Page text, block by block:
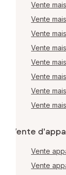
Vente
Vente
Vente
Vente
Vente
Vente
Vente
Vente
Vente
Vente
Vente